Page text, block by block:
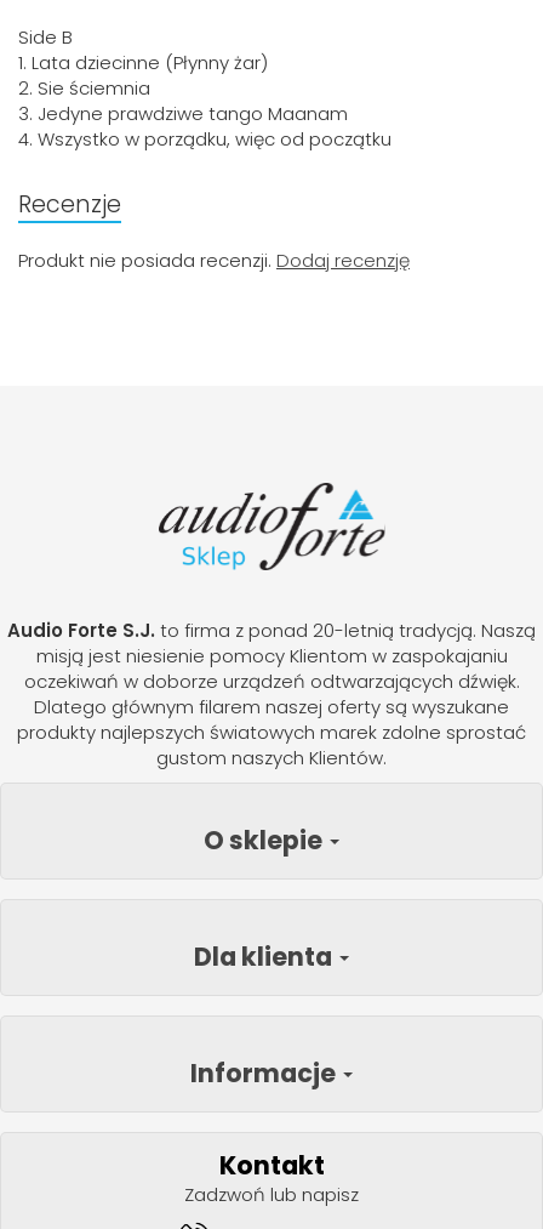
Side B
1. Lata dziecinne (Płynny żar)
2. Sie ściemnia
3. Jedyne prawdziwe tango Maanam
4. Wszystko w porządku, więc od początku
Recenzje
Produkt nie posiada recenzji. Dodaj recenzję
Audio Forte S.J. to firma z ponad 20-letnią tradycją. Naszą
misją jest niesienie pomocy Klientom w zaspokajaniu
oczekiwań w doborze urządzeń odtwarzających dźwięk.
Dlatego głównym filarem naszej oferty są wyszukane
produkty najlepszych światowych marek zdolne sprostać
gustom naszych Klientów.
O sklepie
Dla klienta
Informacje
Kontakt
Zadzwoń lub napisz